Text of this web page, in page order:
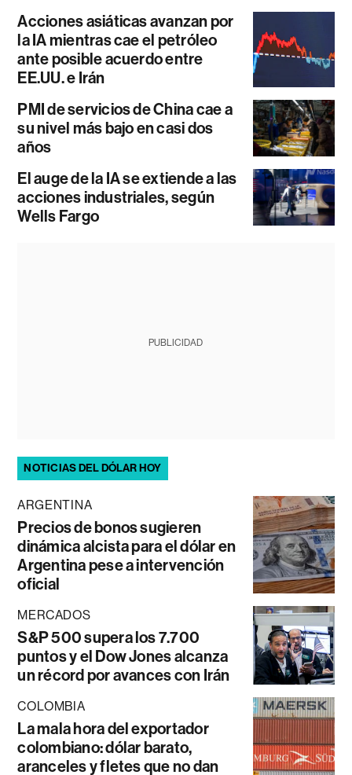
Acciones asiáticas avanzan por
la IA mientras cae el petróleo
ante posible acuerdo entre
EE.UU. e Irán
PMI de servicios de China cae a
su nivel más bajo en casi dos
años
El auge de la IA se extiende a las
acciones industriales, según
Wells Fargo
PUBLICIDAD
NOTICIAS DEL DÓLAR HOY
ARGENTINA
Precios de bonos sugieren
dinámica alcista para el dólar en
Argentina pese a intervención
oficial
MERCADOS
S&P 500 supera los 7.700
puntos y el Dow Jones alcanza
un récord por avances con Irán
COLOMBIA
La mala hora del exportador
colombiano: dólar barato,
aranceles y fletes que no dan